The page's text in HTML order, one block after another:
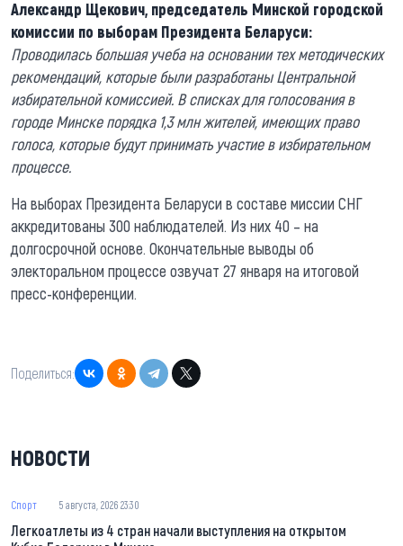
Александр Щекович, председатель Минской городской
комиссии по выборам Президента Беларуси:
Проводилась большая учеба на основании тех методических
рекомендаций, которые были разработаны Центральной
избирательной комиссией. В списках для голосования в
городе Минске порядка 1,3 млн жителей, имеющих право
голоса, которые будут принимать участие в избирательном
процессе.
На выборах Президента Беларуси в составе миссии СНГ
аккредитованы 300 наблюдателей. Из них 40 – на
долгосрочной основе. Окончательные выводы об
электоральном процессе озвучат 27 января на итоговой
пресс-конференции.
Поделиться:
НОВОСТИ
Спорт 5 августа, 2026 23:30
Легкоатлеты из 4 стран начали выступления на открытом